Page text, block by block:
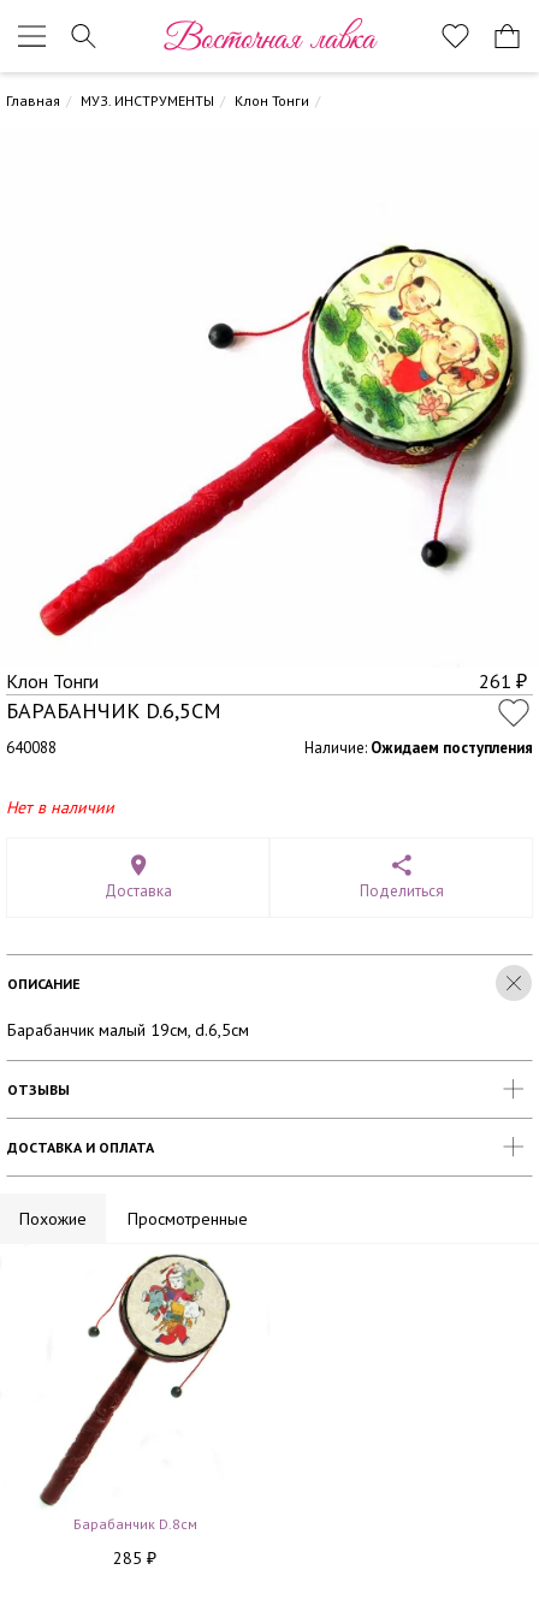
Восточная лавка
Главная МУЗ. ИНСТРУМЕНТЫ Клон Тонги
Клон Тонги 261 ₽
БАРАБАНЧИК D.6,5СМ
640088 Наличие: Ожидаем поступления
Нет в наличии
Доставка Поделиться
ОПИСАНИЕ
Барабанчик малый 19см, d.6,5см
ОТЗЫВЫ
ДОСТАВКА И ОПЛАТА
Похожие Просмотренные
Барабанчик D.8см
285 ₽